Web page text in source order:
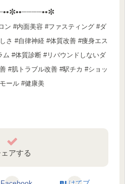
ン #内面美容 #ファスティング #ダ
さ #自律神経 #体質改善 #痩身エス
ム #体質診断 #リバウンドしないダ
#肌トラブル改善 #駅チカ #ショッ
ール #健康美
アする